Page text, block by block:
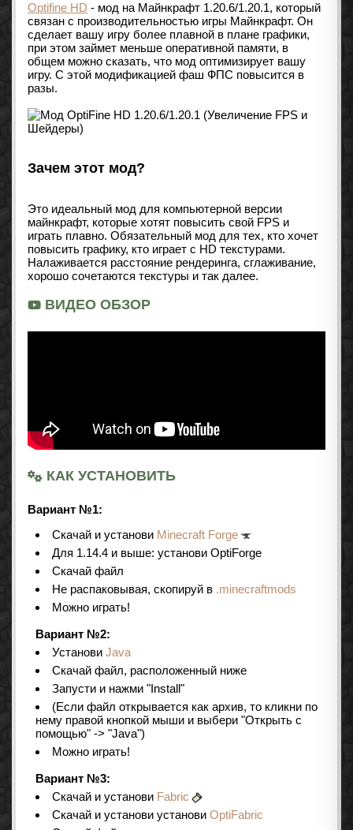
Optifine HD - мод на Майнкрафт 1.20.6/1.20.1, который
связан с производительностью игры Майнкрафт. Он
сделает вашу игру более плавной в плане графики,
при этом займет меньше оперативной памяти, в
общем можно сказать, что мод оптимизирует вашу
игру. С этой модификацией фаш ФПС повысится в
разы.
Зачем этот мод?
Это идеальный мод для компьютерной версии
майнкрафт, которые хотят повысить свой FPS и
играть плавно. Обязательный мод для тех, кто хочет
повысить графику, кто играет с HD текстурами.
Налаживается расстояние рендеринга, сглаживание,
хорошо сочетаются текстуры и так далее.
ВИДЕО ОБЗОР
КАК УСТАНОВИТЬ
Вариант №1:
Скачай и установи Minecraft Forge
Для 1.14.4 и выше: установи OptiForge
Скачай файл
Не распаковывая, скопируй в .minecraftmods
Можно играть!
Вариант №2:
Установи Java
Скачай файл, расположенный ниже
Запусти и нажми "Install"
(Если файл открывается как архив, то кликни по
нему правой кнопкой мыши и выбери "Открыть с
помощью" -> "Java")
Можно играть!
Вариант №3:
Скачай и установи Fabric
Скачай и установи установи OptiFabric